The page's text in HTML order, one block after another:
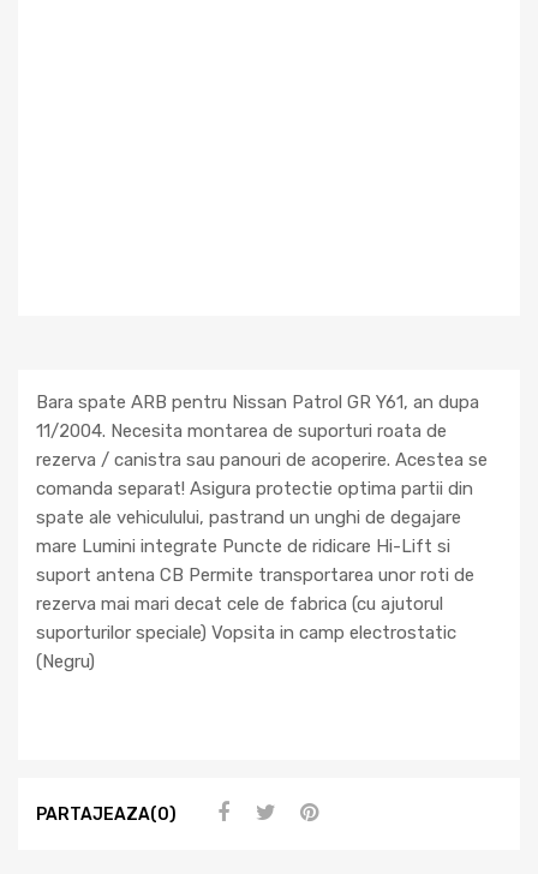
Bara spate ARB pentru Nissan Patrol GR Y61, an dupa
11/2004. Necesita montarea de suporturi roata de
rezerva / canistra sau panouri de acoperire. Acestea se
comanda separat! Asigura protectie optima partii din
spate ale vehiculului, pastrand un unghi de degajare
mare Lumini integrate Puncte de ridicare Hi-Lift si
suport antena CB Permite transportarea unor roti de
rezerva mai mari decat cele de fabrica (cu ajutorul
suporturilor speciale) Vopsita in camp electrostatic
(Negru)
PARTAJEAZA(0)